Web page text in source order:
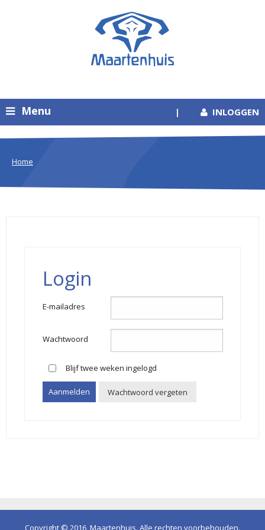
Menu | INLOGGEN
Home
Login
E-mailadres
Wachtwoord
Blijf twee weken ingelogd
Wachtwoord vergeten
Copyright © 2016, Maartenhuis. Alle rechten voorbehouden.